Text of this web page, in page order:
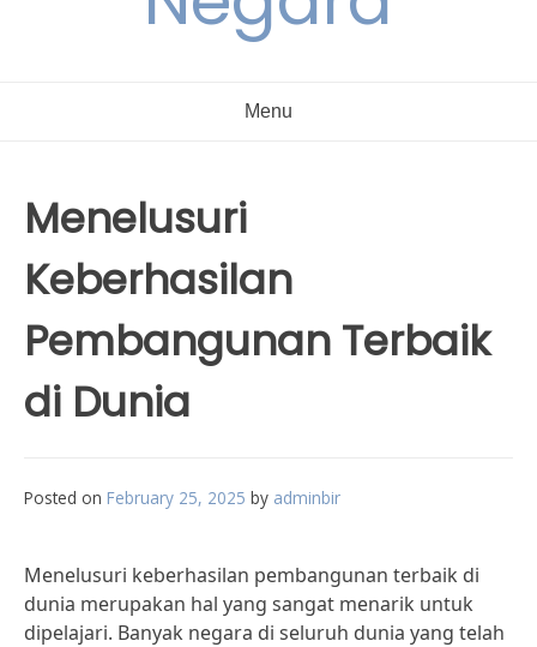
Menu
Menelusuri
Keberhasilan
Pembangunan Terbaik
di Dunia
Posted on February 25, 2025 by adminbir
Menelusuri keberhasilan pembangunan terbaik di
dunia merupakan hal yang sangat menarik untuk
dipelajari. Banyak negara di seluruh dunia yang telah